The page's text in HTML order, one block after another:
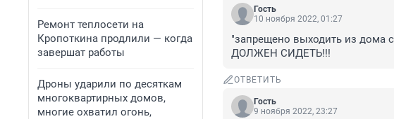
Ремонт теплосети на
Кропоткина продлили — когда
завершат работы
Дроны ударили по десяткам
многоквартирных домов,
многие охватил огонь,
Гость
10 ноября 2022, 01:27
"запрещено выходить из
ДОЛЖЕН СИДЕТЬ!!!
ОТВЕТИТЬ
Гость
9 ноября 2022, 23:27